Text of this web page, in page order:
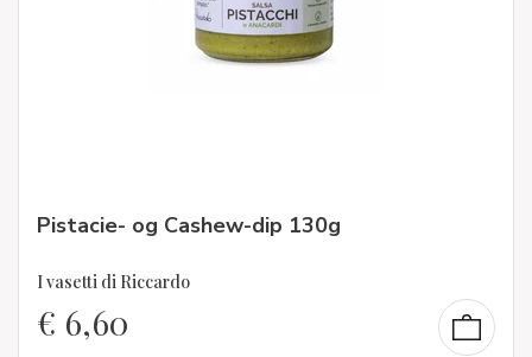
Pistacie- og Cashew-dip 130g
I vasetti di Riccardo
€ 6,60